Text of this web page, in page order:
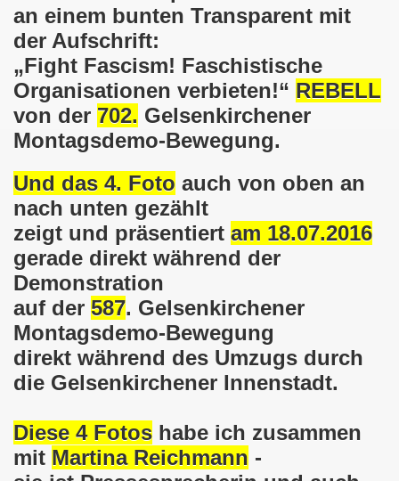
an einem bunten Transparent mit
der Aufschrift:
„Fight Fascism! Faschistische
Organisationen verbieten!“ REBELL
von der 702. Gelsenkirchener
Montagsdemo-Bewegung.
Und das 4. Foto auch von oben an
nach unten gezählt
zeigt und präsentiert am 18.07.2016
gerade direkt während der
Demonstration
auf der 587. Gelsenkirchener
Montagsdemo-Bewegung
direkt während des Umzugs durch
die Gelsenkirchener Innenstadt.
Diese 4 Fotos habe ich zusammen
mit Martina Reichmann -
Bewegung am 11.11.2024: Solidarität mit dem
solidarisiert sich am 14.10.2024 mit dem Volk
Volk und mit dem libanesischen Volk!
Eisenach: Zeichen gegen Sozialkahlschlag und
Montagsdemonstration am 12.08.2024 - eine
Gelsenkirchen am 12.08.2024 ab 17.30 Uhr - am Platz
am 08.07.2024 Protest gegen Armut,
der Bundesweiten Montagsdemo-
Gelsenkirchener Montagsdemo-Bewegung am
am 13.05.2024 um 17.30 Uhr auf dem
ruft auf am 11.03.2024 zum Jahrestag